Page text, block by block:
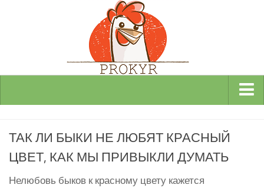
Декоративные
Мясные
ТАК ЛИ БЫКИ НЕ ЛЮБЯТ КРАСНЫЙ
ЦВЕТ, КАК МЫ ПРИВЫКЛИ ДУМАТЬ
Нелюбовь быков к красному цвету кажется